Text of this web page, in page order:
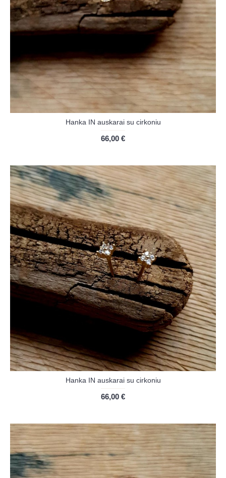
Hanka IN auskarai su cirkoniu
66,00 €
Hanka IN auskarai su cirkoniu
66,00 €